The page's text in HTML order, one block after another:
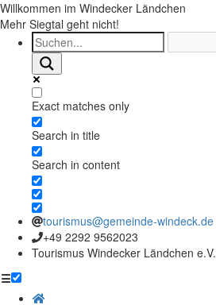
Willkommen im Windecker Ländchen
Mehr Siegtal geht nicht!
Exact matches only
Search in title
Search in content
tourismus@gemeinde-windeck.de
+49 2292 9562023
Tourismus Windecker Ländchen e.V.
☰